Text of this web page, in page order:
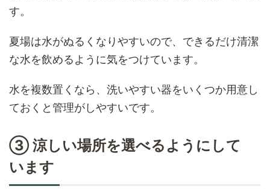
す。
夏場は水がぬるくなりやすいので、できるだけ清潔
な水を飲めるように気をつけています。
水を複数置くなら、洗いやすい器をいくつか用意し
ておくと管理がしやすいです。
③ 涼しい場所を選べるようにして
います